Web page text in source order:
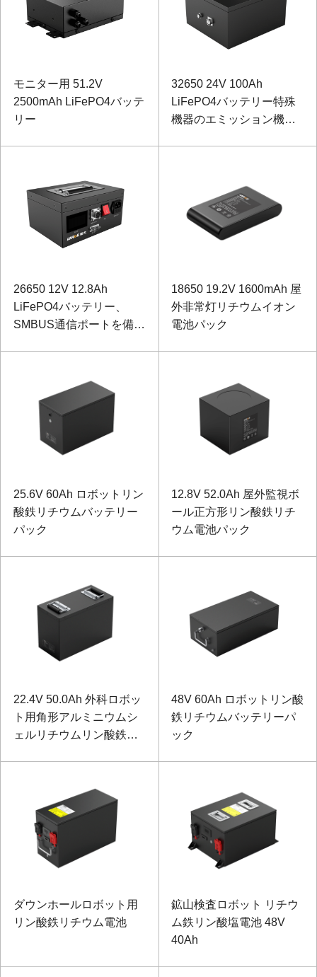
モニター用 51.2V
2500mAh LiFePO4バッテ
リー
32650 24V 100Ah
LiFePO4バッテリー特殊
機器のエミッション機器
26650 12V 12.8Ah
LiFePO4バッテリー、
SMBUS通信ポートを備え
18650 19.2V 1600mAh 屋
外非常灯リチウムイオン
電池パック
25.6V 60Ah ロボットリン
酸鉄リチウムバッテリー
パック
12.8V 52.0Ah 屋外監視ボ
ール正方形リン酸鉄リチ
ウム電池パック
22.4V 50.0Ah 外科ロボッ
ト用角形アルミニウムシ
ェルリチウムリン酸鉄バ
48V 60Ah ロボットリン酸
鉄リチウムバッテリーパ
ック
ダウンホールロボット用
リン酸鉄リチウム電池
鉱山検査ロボット リチウ
ム鉄リン酸塩電池 48V
40Ah